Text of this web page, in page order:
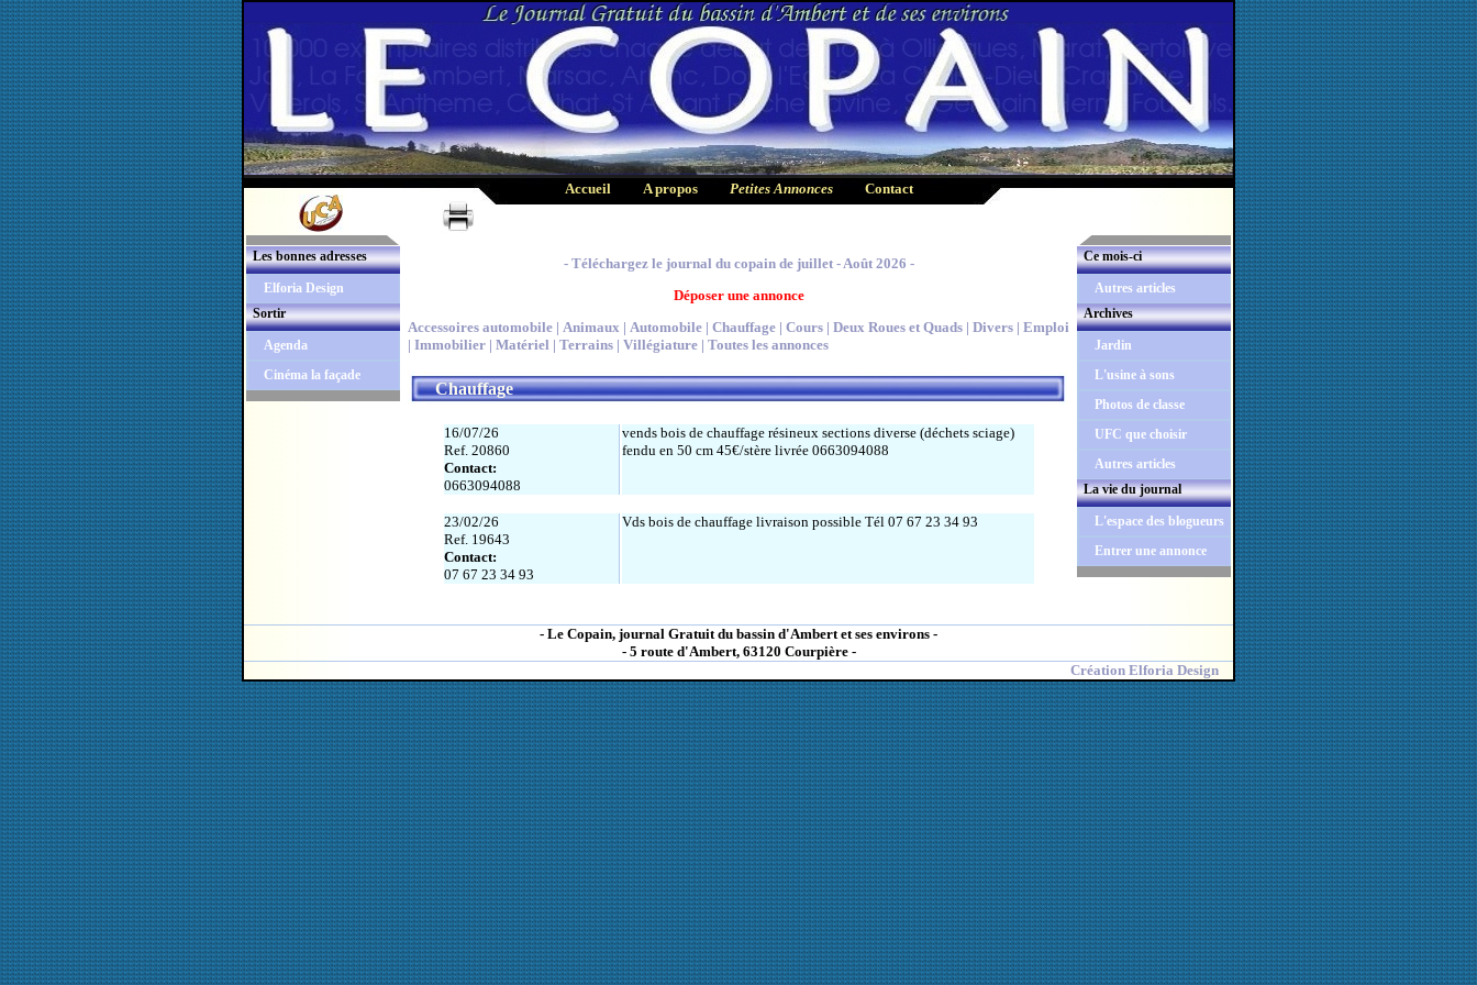
Accueil A propos Petites Annonces Contact
Les bonnes adresses
Elforia Design
Sortir
Agenda
Cinéma la façade
- Téléchargez le journal du copain de juillet - Août 2026 -
Déposer une annonce
Accessoires automobile | Animaux | Automobile | Chauffage | Cours | Deux Roues et Quads | Divers | Emploi
| Immobilier | Matériel | Terrains | Villégiature | Toutes les annonces
Chauffage
16/07/26
Ref. 20860
Contact:
0663094088
vends bois de chauffage résineux sections diverse (déchets sciage)
fendu en 50 cm 45€/stère livrée 0663094088
23/02/26
Ref. 19643
Contact:
07 67 23 34 93
Vds bois de chauffage livraison possible Tél 07 67 23 34 93
Ce mois-ci
Autres articles
Archives
Jardin
L'usine à sons
Photos de classe
UFC que choisir
Autres articles
La vie du journal
L'espace des blogueurs
Entrer une annonce
- Le Copain, journal Gratuit du bassin d'Ambert et ses environs -
- 5 route d'Ambert, 63120 Courpière -
Création Elforia Design